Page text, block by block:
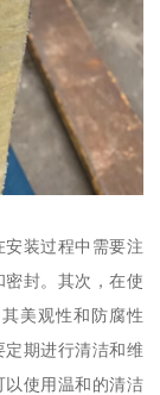
装过程中需要注
封。其次，在使
美观性和防腐性
期进行清洁和维
使用温和的清洁